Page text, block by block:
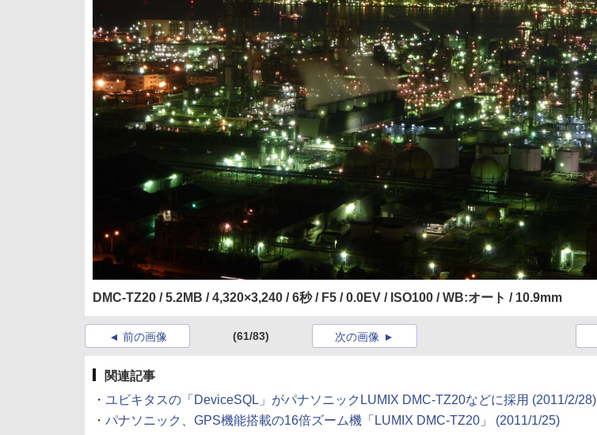
DMC-TZ20 / 5.2MB / 4,320×3,240 / 6秒 / F5 / 0.0EV / ISO100 / WB:オート / 10.9mm
前の画像 (61/83) 次の画像
関連記事
・ ユビキタスの「DeviceSQL」がパナソニックLUMIX DMC-TZ20などに採用 (2011/2/28)
・ パナソニック、GPS機能搭載の16倍ズーム機「LUMIX DMC-TZ20」 (2011/1/25)